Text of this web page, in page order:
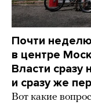
Почти
в центре
Власти сразу
и сразу же
Вот какие